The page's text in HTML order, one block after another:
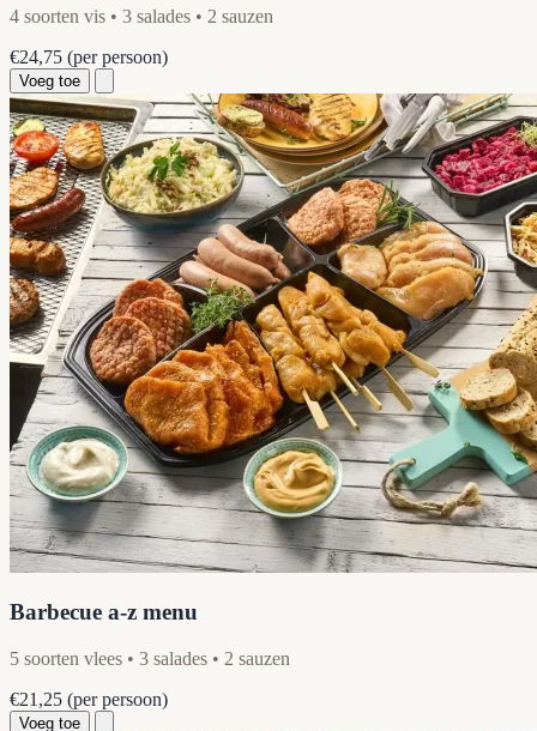
4 soorten vis • 3 salades • 2 sauzen
€24,75 (per persoon)
Voeg toe
Barbecue a-z menu
5 soorten vlees • 3 salades • 2 sauzen
€21,25 (per persoon)
Voeg toe